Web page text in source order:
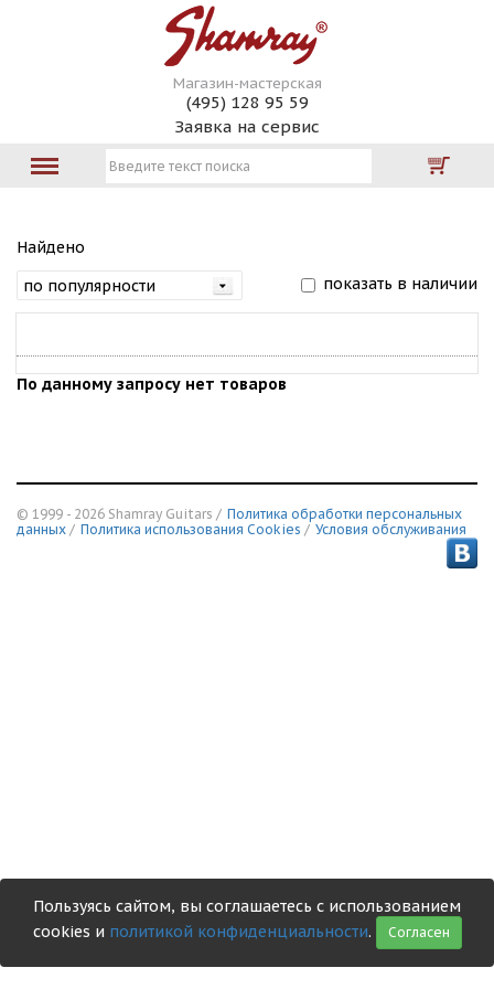
Магазин-мастерская
(495) 128 95 59
Заявка на сервис
Найдено
показать в наличии
По данному запросу нет товаров
© 1999 - 2026 Shamray Guitars / Политика обработки персональных
данных / Политика использования Сookies / Условия обслуживания
Пользуясь сайтом, вы соглашаетесь с использованием
cookies и политикой конфиденциальности. Согласен